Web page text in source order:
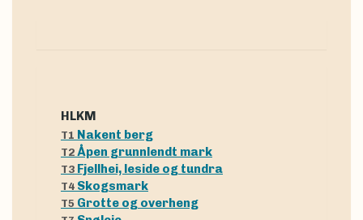
hLKM
T1 Nakent berg
T2 Åpen grunnlendt mark
T3 Fjellhei, leside og tundra
T4 Skogsmark
T5 Grotte og overheng